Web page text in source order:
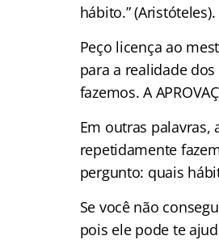
hábito.” (Aristóteles).
Peço licença ao
para a realidade
fazemos. A
Em outras
repetidamente
pergunto: quais
Se você não
pois ele pode te